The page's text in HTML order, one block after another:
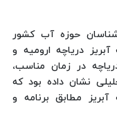
که برخی کارشناسان حوزه آب کشور
دریاچه ارومیه و
در زمان مناسب،
نشان داده بود که
مطابق برنامه و